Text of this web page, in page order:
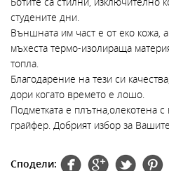
студените дни.
Външната им част е от еко кожа,
мъхеста термо-изолираща
топла.
Благодарение на тези си
дори когато времето е лошо.
Подметката е плътна,олекотена
грайфер. Добрият избор за
Сподели: